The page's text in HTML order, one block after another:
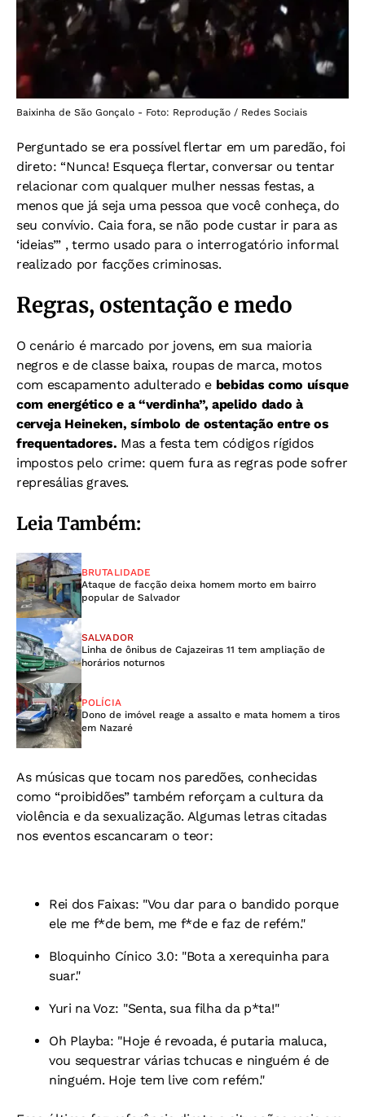
Baixinha de São Gonçalo - Foto: Reprodução / Redes Sociais
Perguntado se era possível flertar em um paredão, foi
direto: “Nunca! Esqueça flertar, conversar ou tentar
relacionar com qualquer mulher nessas festas, a
menos que já seja uma pessoa que você conheça, do
seu convívio. Caia fora, se não pode custar ir para as
‘ideias’” , termo usado para o interrogatório informal
realizado por facções criminosas.
Regras, ostentação e medo
O cenário é marcado por jovens, em sua maioria
negros e de classe baixa, roupas de marca, motos
com escapamento adulterado e bebidas como uísque
com energético e a “verdinha”, apelido dado à
cerveja Heineken, símbolo de ostentação entre os
frequentadores. Mas a festa tem códigos rígidos
impostos pelo crime: quem fura as regras pode sofrer
represálias graves.
Leia Também:
BRUTALIDADE
Ataque de facção deixa homem morto em bairro
popular de Salvador
SALVADOR
Linha de ônibus de Cajazeiras 11 tem ampliação de
horários noturnos
POLÍCIA
Dono de imóvel reage a assalto e mata homem a tiros
em Nazaré
As músicas que tocam nos paredões, conhecidas
como “proibidões” também reforçam a cultura da
violência e da sexualização. Algumas letras citadas
nos eventos escancaram o teor:
Rei dos Faixas: "Vou dar para o bandido porque
ele me f*de bem, me f*de e faz de refém."
Bloquinho Cínico 3.0: "Bota a xerequinha para
suar."
Yuri na Voz: "Senta, sua filha da p*ta!"
Oh Playba: "Hoje é revoada, é putaria maluca,
vou sequestrar várias tchucas e ninguém é de
ninguém. Hoje tem live com refém."